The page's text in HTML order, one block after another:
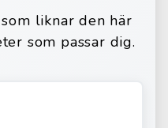
liknar den här
som passar dig.